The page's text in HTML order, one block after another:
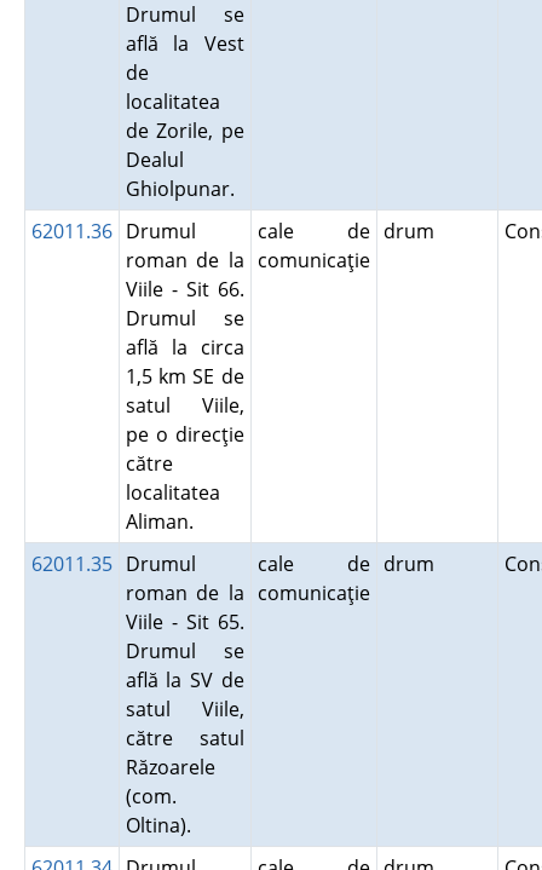
Drumul se
află la Vest
de
localitatea
de Zorile, pe
Dealul
Ghiolpunar.
62011.36 Drumul
roman de la
Viile - Sit 66.
Drumul se
află la circa
1,5 km SE de
satul Viile,
pe o direcţie
către
localitatea
Aliman.
cale de
comunicaţie
drum
62011.35 Drumul
roman de la
Viile - Sit 65.
Drumul se
află la SV de
satul Viile,
către satul
Răzoarele
(com.
Oltina).
cale de
comunicaţie
drum